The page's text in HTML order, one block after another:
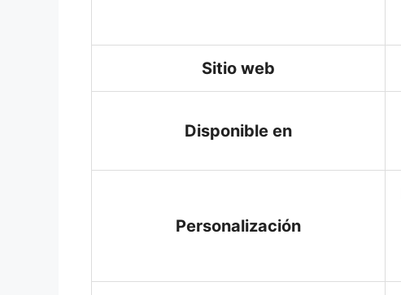
Sitio web
Disponible en
Personalización